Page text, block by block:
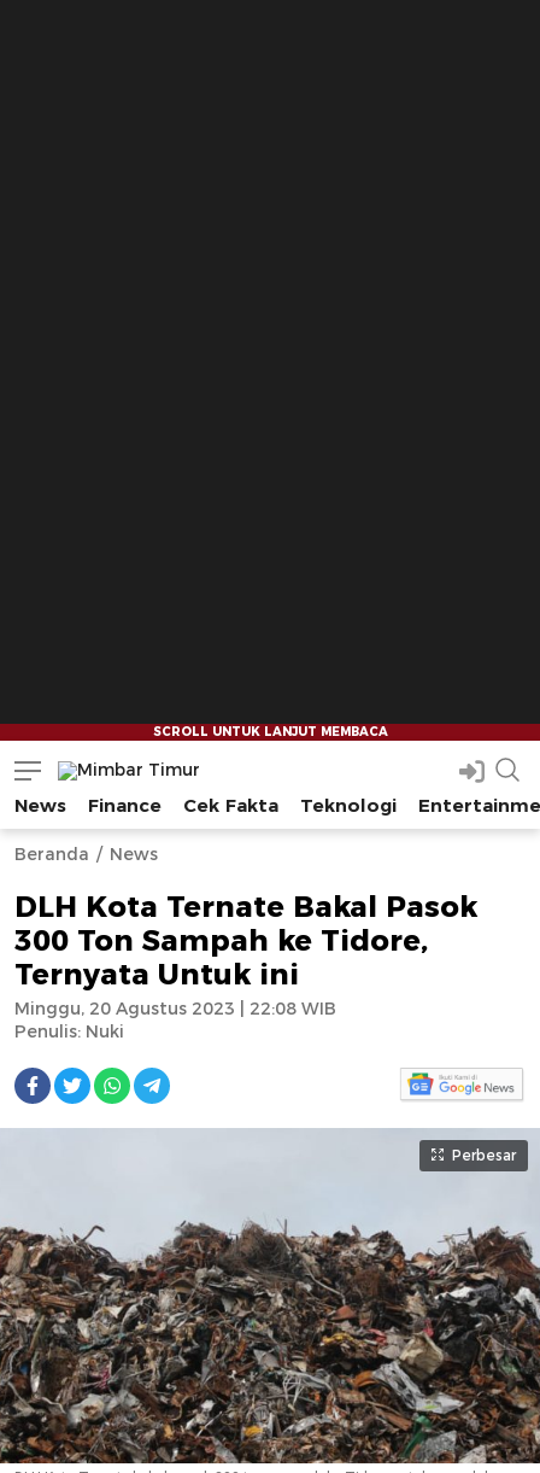
Mimbar Timur
Media Berjaringan Indonesia Timur
News Finance Cek Fakta Teknologi
Beranda News
DLH Kota Ternate Bakal Pasok
300 Ton Sampah ke Tidore,
Ternyata Untuk ini
Penulis: Nuki
Minggu, 20 Agustus 2023 | 22:08 WIB
Perbesar
--
--